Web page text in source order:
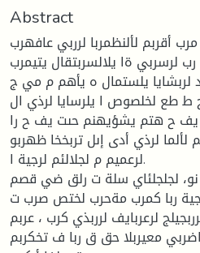
Abstract
مرب أقربم لألنظمربا لرربي عافهرب
لرسربي ةا يلالسربتقال يتيمرب
يلستمال ه يأهم م مي ج
ط طع لخلصوص ا يلرسايا لرذي ال
ح هتم يشؤيهنم حىت يف ح را
لرذي أدى إىل تربخخا ظهربو
لرعميم م لجلالئم لرجية ا.
لجلجلئاي سلة ت رلق ضي قصم
ربا كمرب مةحرب لختص صرب ت
لرعربايف لرربذي كرب ، عربم
معيربلا حق ق ربا ف تخكربم